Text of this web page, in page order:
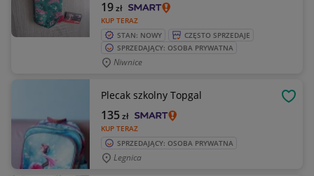
KUP TERAZ
19zł
STAN: NOWY
CZĘSTO SPRZEDAJE
SPRZEDAJĄCY: OSOBA PRYWATNA
Niwnice
Plecak szkolny Topgal
KUP TERAZ
135zł
SPRZEDAJĄCY: OSOBA PRYWATNA
Legnica